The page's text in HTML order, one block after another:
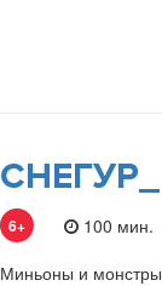
СНЕГУР_
6+
100 мин.
Миньоны и монстры